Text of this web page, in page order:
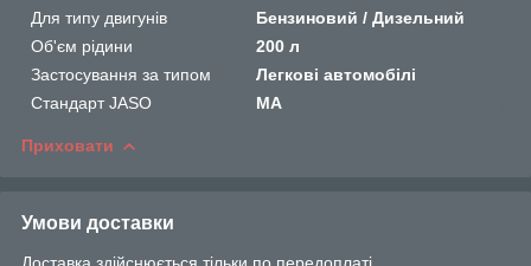
Для типу двигунів
Бензиновий / Дизельний
Об'єм рідини
200 л
Застосування за типом
Легкові автомобілі
Стандарт JASO
MA
Приховати
Умови доставки
Доставка здійснюється тільки по передоплаті.